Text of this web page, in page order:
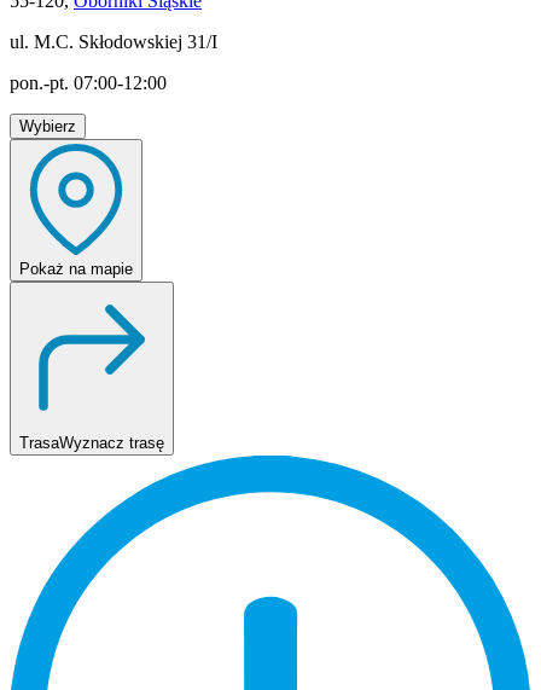
ul. M.C. Skłodowskiej 31/I
pon.-pt. 07:00-12:00
Wybierz
Pokaż na mapie
TrasaWyznacz trasę